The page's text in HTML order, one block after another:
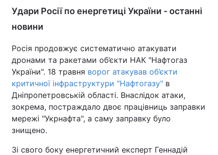
Удари Росії по енергетиці України - останні
новини
Росія продовжує систематично атакувати
дронами та ракетами об’єкти НАК "Нафтогаз
України". 18 травня ворог атакував об’єкти
критичної інфраструктури "Нафтогазу" в
Дніпропетровській області. Внаслідок атаки,
зокрема, постраждало двоє працівниць заправки
мережі "Укрнафта", а саму заправку було
знищено.
Зі свого боку енергетичний експерт Геннадій